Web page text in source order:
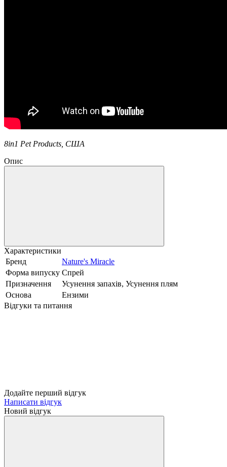
8in1 Pet Products, США
Опис
Характеристики
Бренд
Nature's Miracle
Форма випуску Спрей
Призначення
Усунення запахів, Усунення плям
Основа
Ензими
Відгуки та питання
Додайте перший відгук
Написати відгук
Новий відгук